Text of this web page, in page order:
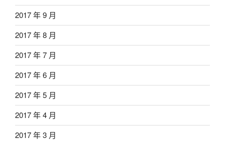
2017 年 9 月
2017 年 8 月
2017 年 7 月
2017 年 6 月
2017 年 5 月
2017 年 4 月
2017 年 3 月